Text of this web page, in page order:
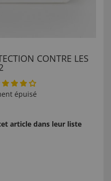
CONTRE LES
épuisé
article dans leur liste